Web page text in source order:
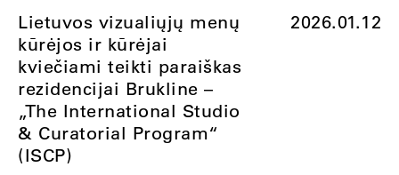
Lietuvos vizualiųjų menų
kūrėjos ir kūrėjai
kviečiami teikti paraiškas
rezidencijai Brukline –
„The International Studio
& Curatorial Program“
(ISCP)
2026.01.12